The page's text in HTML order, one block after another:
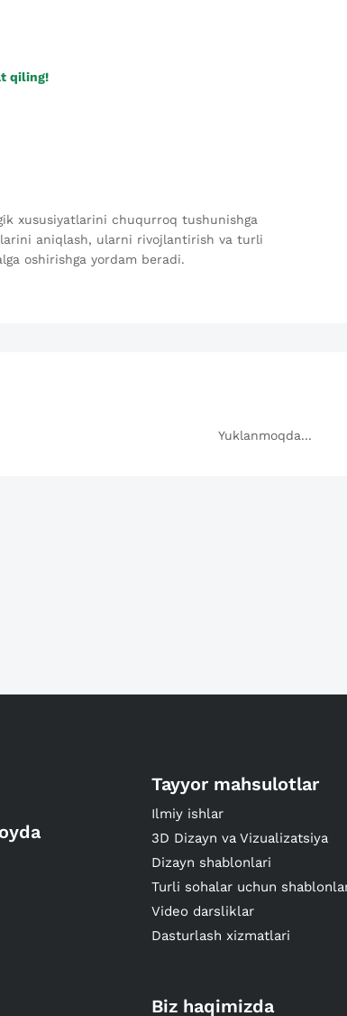
qiling!
xususiyatlarini chuqurroq tushunishga
aniqlash, ularni rivojlantirish va turli
oshirishga yordam beradi.
Yuklanmoqda...
Tayyor mahsulotlar
Ilmiy ishlar
3D Dizayn va Vizualizatsiya
Dizayn shablonlari
Turli sohalar uchun
Video darsliklar
Dasturlash xizmatlari
Biz haqimizda